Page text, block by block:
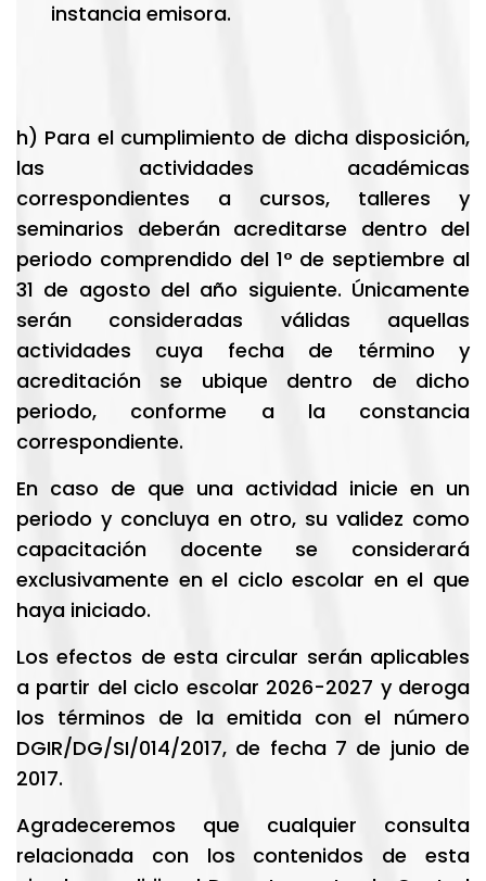
instancia emisora.
h) Para el cumplimiento de dicha disposición,
las actividades académicas
correspondientes a cursos, talleres y
seminarios deberán acreditarse dentro del
periodo comprendido del 1° de septiembre al
31 de agosto del año siguiente. Únicamente
serán consideradas válidas aquellas
actividades cuya fecha de término y
acreditación se ubique dentro de dicho
periodo, conforme a la constancia
correspondiente.
En caso de que una actividad inicie en un
periodo y concluya en otro, su validez como
capacitación docente se considerará
exclusivamente en el ciclo escolar en el que
haya iniciado.
Los efectos de esta circular serán aplicables
a partir del ciclo escolar 2026-2027 y deroga
los términos de la emitida con el número
DGIR/DG/SI/014/2017, de fecha 7 de junio de
2017.
Agradeceremos que cualquier consulta
relacionada con los contenidos de esta